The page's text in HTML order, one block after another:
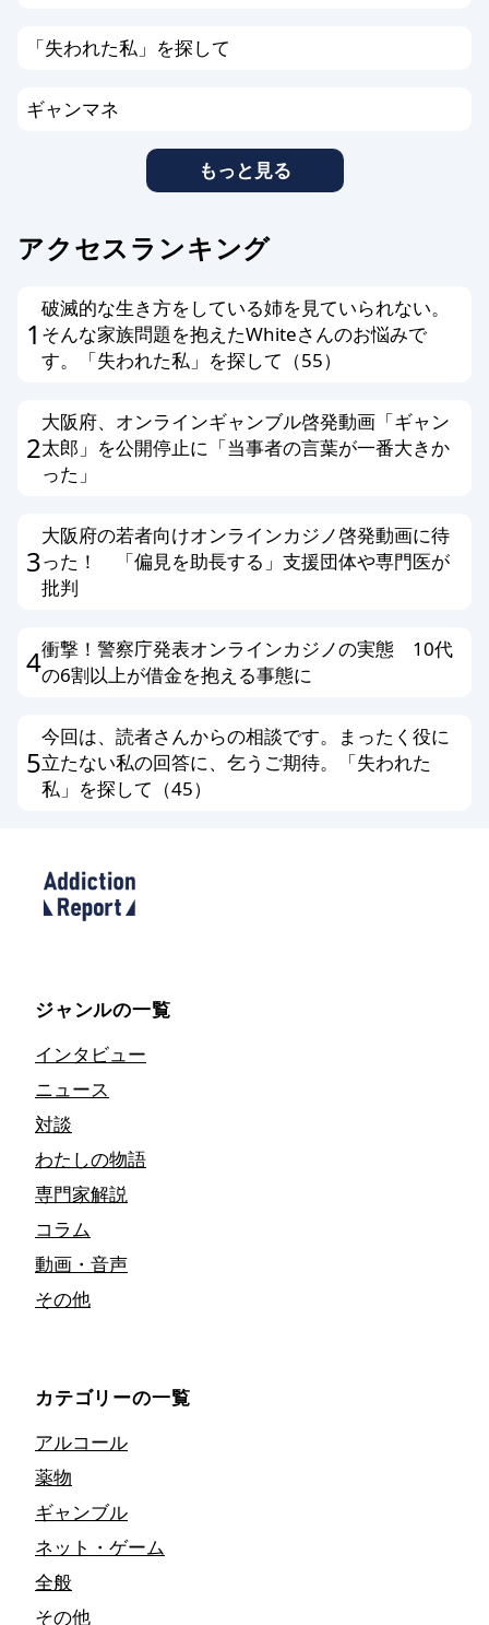
「失われた私」を探して
ギャンマネ
もっと見る
アクセスランキング
1
破滅的な生き方をしている姉を見ていられない。
そんな家族問題を抱えたWhiteさんのお悩みで
す。「失われた私」を探して（55）
2
大阪府、オンラインギャンブル啓発動画「ギャン
太郎」を公開停止に「当事者の言葉が一番大きか
った」
3
大阪府の若者向けオンラインカジノ啓発動画に待
った！ 「偏見を助長する」支援団体や専門医が
批判
4衝撃！警察庁発表オンラインカジノの実態 10代
の6割以上が借金を抱える事態に
5
今回は、読者さんからの相談です。まったく役に
立たない私の回答に、乞うご期待。「失われた
私」を探して（45）
ジャンルの一覧
インタビュー
ニュース
対談
わたしの物語
専門家解説
コラム
動画・音声
その他
カテゴリーの一覧
アルコール
薬物
ギャンブル
ネット・ゲーム
全般
その他